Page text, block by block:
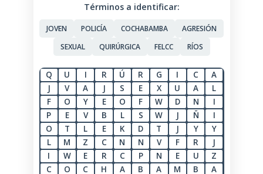
Términos a identificar:
JOVEN POLICÍA COCHABAMBA
AGRESIÓN
SEXUAL
QUIRÚRGICA FELCC RÍOS
Q U I R Ú R G I C
A
J
V A J S E X U A
L
F
O Y E O F W D N
I
P
E V B L S W J Ñ
I
O
T L E K D T J Y
Y
L
M Z C N N V F R
J
I
W E R C P N E U
Z
C
O C H A B A M B
A